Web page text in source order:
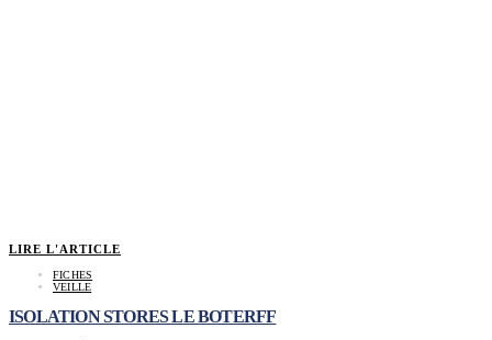
LIRE L'ARTICLE
FICHES
VEILLE
ISOLATION STORES LE BOTERFF